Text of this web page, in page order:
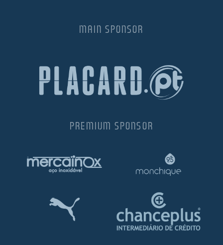
MAIN SPONSOR
PREMIUM SPONSOR